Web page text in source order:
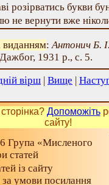
розірватись букви
не вернути вже
виданням:Антонич Б. І.
1931 р., с. 5.
вірш | Вище |
Допоможіть
сайту!
Група «Мисленого
статей
із сайту
за умови посилання